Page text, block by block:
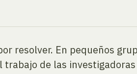
resolver. En pequeños
de las